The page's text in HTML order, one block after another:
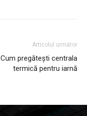
Articolul următor
Cum pregătești centrala
termică pentru iarnă